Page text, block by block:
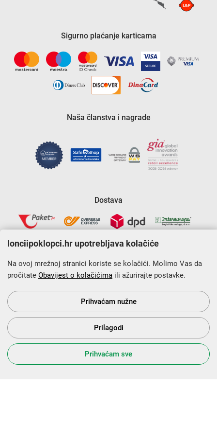
Sigurno plaćanje karticama
Naša članstva i nagrade
Dostava
Krajnji primatelj financijskog instrumenta sufinanciranog iz
Europskog fonda za regionalni razvoj u sklopu Operativnog
programa „Konkurentnost i kohezija”.
s Vama od 2014. godine!
lonciipoklopci.hr upotrebljava kolačiće
Na ovoj mrežnoj stranici koriste se kolačići. Molimo Vas da
pročitate Obavijest o kolačićima ili ažurirajte postavke.
Prihvaćam nužne
Prilagodi
Prihvaćam sve